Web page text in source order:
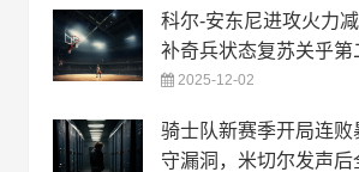
科尔-安东尼进攻火力
补奇兵状态复苏关乎第
2025-12-02
骑士队新赛季开局连败
守漏洞，米切尔发声后